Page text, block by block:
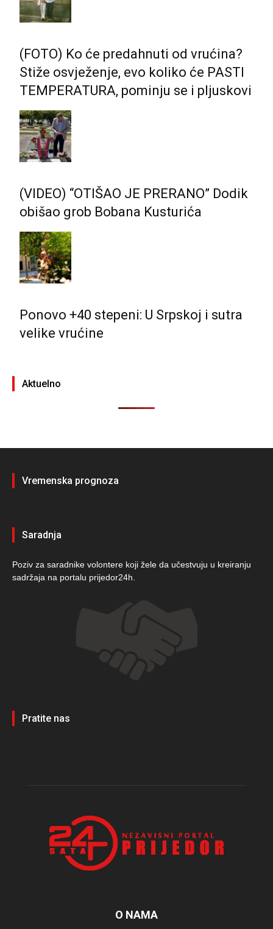
(FOTO) Ko će predahnuti od vrućina?
Stiže osvježenje, evo koliko će PASTI
TEMPERATURA, pominju se i pljuskovi
(VIDEO) “OTIŠAO JE PRERANO” Dodik
obišao grob Bobana Kusturića
Ponovo +40 stepeni: U Srpskoj i sutra
velike vrućine
Aktuelno
Vremenska prognoza
Saradnja
Poziv za saradnike volontere koji žele da učestvuju u kreiranju
sadržaja na portalu prijedor24h.
Pratite nas
O NAMA